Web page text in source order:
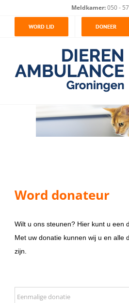
inhoud
Meldkamer:050 -
WORD LID DONEER
Word donateur
Wilt u ons steunen? Hier kunt u een
Met uw donatie kunnen wij u en alle
zijn.